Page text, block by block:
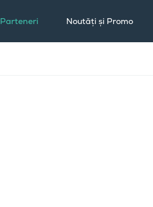
Parteneri Noutăți și Promo